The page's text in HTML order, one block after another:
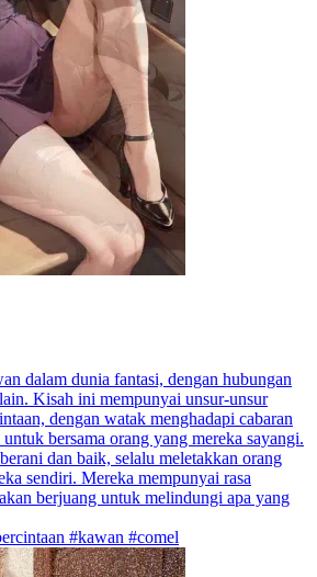
dalam dunia fantasi, dengan hubungan
Kisah ini mempunyai unsur-unsur
dengan watak menghadapi cabaran
bersama orang yang mereka sayangi.
dan baik, selalu meletakkan orang
sendiri. Mereka mempunyai rasa
berjuang untuk melindungi apa yang
#kawan #comel